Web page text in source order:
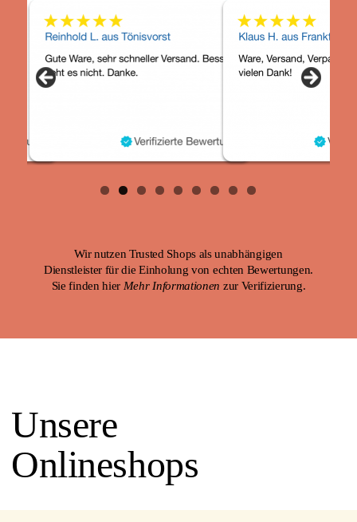
Wir nutzen Trusted Shops als unabhängigen
Dienstleister für die Einholung von echten Bewertungen.
Sie finden hier Mehr Informationen zur Verifizierung.
Unsere
Onlineshops